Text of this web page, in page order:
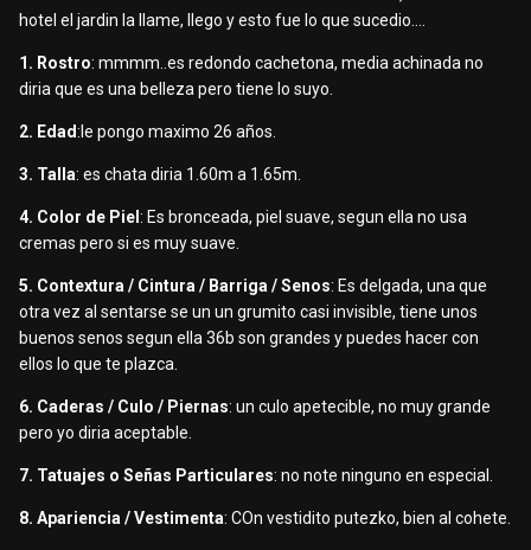
hotel el jardin la llame, llego y esto fue lo que sucedio....
1. Rostro: mmmm..es redondo cachetona, media achinada no
diria que es una belleza pero tiene lo suyo.
2. Edad:le pongo maximo 26 años.
3. Talla: es chata diria 1.60m a 1.65m.
4. Color de Piel : Es bronceada, piel suave, segun ella no usa
cremas pero si es muy suave.
5. Contextura / Cintura / Barriga / Senos: Es delgada, una que
otra vez al sentarse se un un grumito casi invisible, tiene unos
buenos senos segun ella 36b son grandes y puedes hacer con
ellos lo que te plazca.
6. Caderas / Culo / Piernas: un culo apetecible, no muy grande
pero yo diria aceptable.
7. Tatuajes o Señas Particulares: no note ninguno en especial.
8. Apariencia / Vestimenta: COn vestidito putezko, bien al cohete.